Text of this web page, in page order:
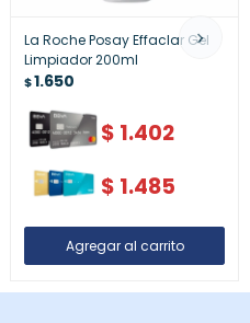
La Roche Posay Effaclar Gel
Limpiador 200ml
$1.650
$ 1.402
$ 1.485